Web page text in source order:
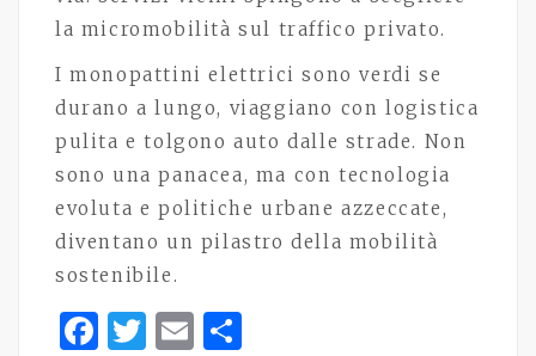
la micromobilità sul traffico privato.
I monopattini elettrici sono verdi se
durano a lungo, viaggiano con logistica
pulita e tolgono auto dalle strade. Non
sono una panacea, ma con tecnologia
evoluta e politiche urbane azzeccate,
diventano un pilastro della mobilità
sostenibile.
Facebook
Twitter
Email